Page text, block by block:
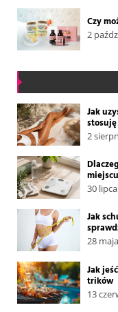
Czy
2
Jak
2
30
Jak
28
Jak
trików
13